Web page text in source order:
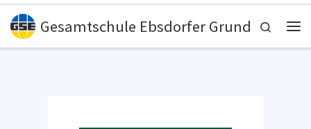
Zum Inhalt springen
Gesamtschule Ebsdorfer Grund Search